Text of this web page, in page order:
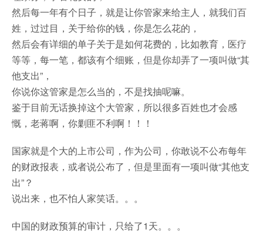
然后每一年有个日子，就是让你管家来给主人，就我们百
姓，过过目，关于给你的钱，你是怎么花的，
然后会有详细的单子关于是如何花费的，比如教育，医疗
等等，每一笔，都该有个细账，但是你却弄了一项叫做“其
他支出”，
你说你这管家是怎么当的，不是找抽呢嘛。
鉴于目前无话换掉这个大管家，所以很多百姓也才会感
慨，老蒋啊，你剿匪不利啊！！！
国家就是个大的上市公司，作为公司，你敢说不公布每年
的财政报表，或者说公布了，但是里面有一项叫做“其他支
出”？
说出来，也不怕人家笑话。。。
中国的财政预算的审计，只给了1天。。。